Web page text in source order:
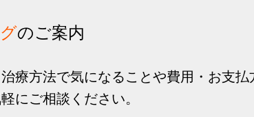
のご案内
療方法で気になることや費用・お支
にご相談ください。